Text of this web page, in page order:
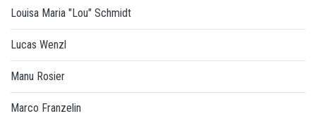
Louisa Maria "Lou" Schmidt
Lucas Wenzl
Manu Rosier
Marco Franzelin